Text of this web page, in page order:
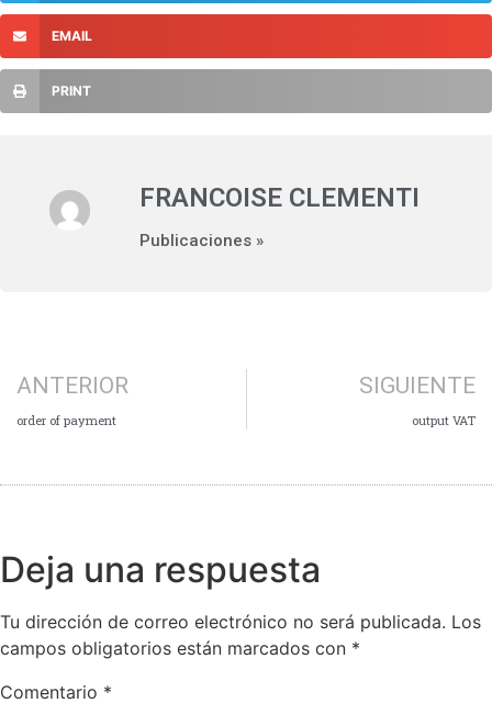
EMAIL
PRINT
FRANCOISE CLEMENTI
Publicaciones »
ANTERIOR
order of payment
SIGUIENTE
output VAT
Deja una respuesta
Tu dirección de correo electrónico no será publicada. Los
campos obligatorios están marcados con *
Comentario *